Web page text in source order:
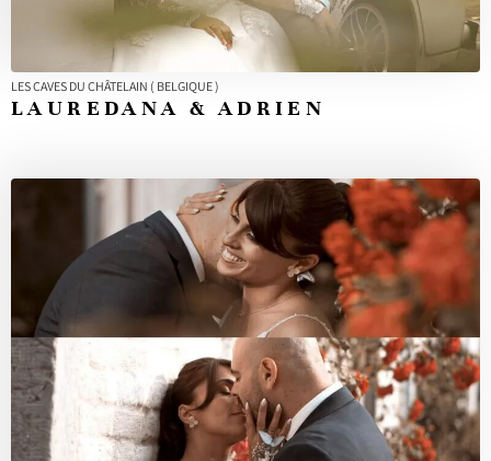
LES CAVES DU CHÂTELAIN ( BELGIQUE )
LAUREDANA & ADRIEN